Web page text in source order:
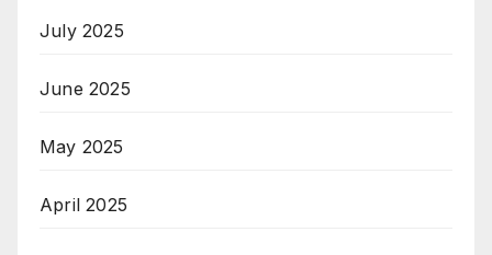
July 2025
June 2025
May 2025
April 2025